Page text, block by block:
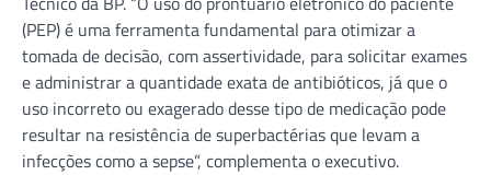
(PEP) é uma ferramenta fundamental para otimizar a
tomada de decisão, com assertividade, para solicitar exames
e administrar a quantidade exata de antibióticos, já que o
uso incorreto ou exagerado desse tipo de medicação pode
resultar na resistência de superbactérias que levam a
infecções como a sepse”, complementa o executivo.